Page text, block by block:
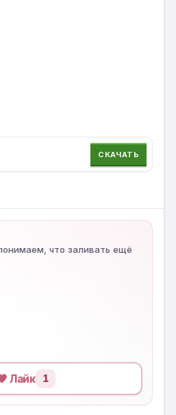
СКАЧАТЬ
что заливать ещё
Лайк 1